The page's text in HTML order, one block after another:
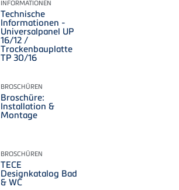
INFORMATIONEN
Technische
Informationen -
Universalpanel UP
16/12 /
Trockenbauplatte
TP 30/16
BROSCHÜREN
Broschüre:
Installation &
Montage
BROSCHÜREN
TECE
Designkatalog Bad
& WC